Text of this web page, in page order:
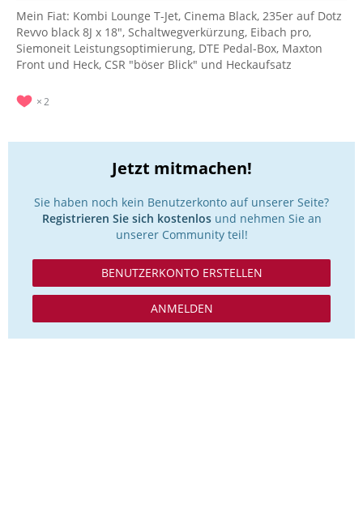
Mein Fiat: Kombi Lounge T-Jet, Cinema Black, 235er auf Dotz
Revvo black 8J x 18", Schaltwegverkürzung, Eibach pro,
Siemoneit Leistungsoptimierung, DTE Pedal-Box, Maxton
Front und Heck, CSR "böser Blick" und Heckaufsatz
2
Jetzt mitmachen!
Sie haben noch kein Benutzerkonto auf unserer Seite?
Registrieren Sie sich kostenlosund nehmen Sie an
unserer Community teil!
BENUTZERKONTO ERSTELLEN
ANMELDEN